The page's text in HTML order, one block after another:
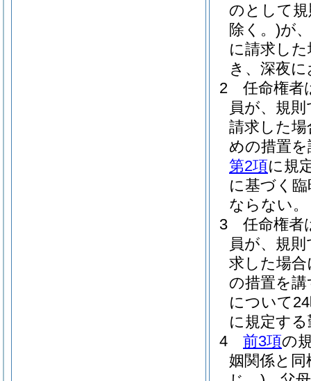
のとして
除く。)が
に請求し
き、深夜
2
任命権者
員が、規
請求した
めの措置
第2項に規
に基づく
ならない。
3
任命権者
員が、規
求した場
の措置を
について
に規定す
4
前3項の
姻関係と